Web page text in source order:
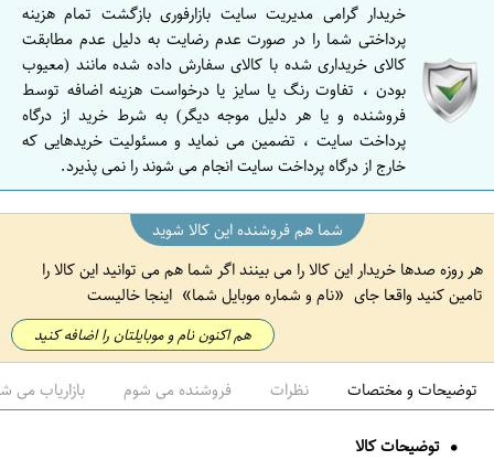
ا
ص
ف
ه
ا
ن
خریدار گرامی مدیریت سایت بازارفوری بازگشت تمام هزینه
پرداختی شما را در صورت عدم رضایت به دلیل عدم مطابقت
کالای خریداری شده با کالای سفارش داده شده مانند (معیوب
بودن ، تفاوت رنگ یا سایز یا درخواست هزینه اضافه توسط
فروشنده و یا هر دلیل موجه دیگر) به شرط خرید از درگاه
پرداخت سایت ، تضمین می نماید و مسئولیت خریدهایی که
خارج از درگاه پرداخت سایت انجام می شوند را نمی پذیرد.
شما هم فروشنده این کالا شوید
هر روزه صدها خریدار این کالا را می بینند اگر شما هم می توانید این کالا را
تامین کنید واقعا جای
نام و شماره موبایل شما اینجا خالیست
هم اکنون نام و موبایلتان را اضافه کنید
توضیحات و مختصات نظرات فروشنده می شوم بازاریاب می
توضیحات کالا